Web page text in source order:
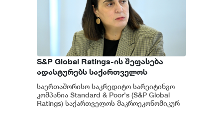
S&P Global Ratings-ის შეფასება
ადასტურებს საქართველოს
ეკონომიკის მდგრადობასა და
ეროვნული ბანკის პოლიტიკის
ეფექტიანობას - ეკატერინე მიქაბაძე
საერთაშორისო საკრედიტო სარეიტინგო
კომპანია Standard & Poor's (S&P Global
Ratings) საქართველოს მაკროეკონომიკურ